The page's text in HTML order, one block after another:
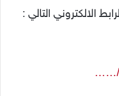
الالكتروني التالي :
…/